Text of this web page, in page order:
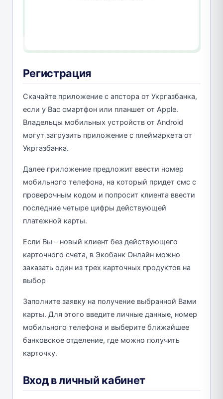
Регистрация
Скачайте приложение с апстора от Укргазбанка,
если у Вас смартфон или планшет от Apple.
Владельцы мобильных устройств от Android
могут загрузить приложение с плеймаркета от
Укргазбанка.
Далее приложение предложит ввести номер
мобильного телефона, на который придет смс с
проверочным кодом и попросит клиента ввести
последние четыре цифры действующей
платежной карты.
Если Вы – новый клиент без действующего
карточного счета, в Экобанк Онлайн можно
заказать один из трех карточных продуктов на
выбор
Заполните заявку на получение выбранной Вами
карты. Для этого введите личные данные, номер
мобильного телефона и выберите ближайшее
банковское отделение, где можно получить
карточку.
Вход в личный кабинет